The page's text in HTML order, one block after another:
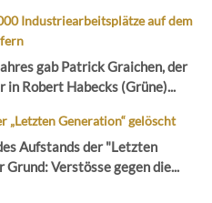
Industriearbeitsplätze auf dem
gab Patrick Graichen, der
Robert Habecks (Grüne)...
Generation“ gelöscht
Aufstands der "Letzten
Verstösse gegen die...